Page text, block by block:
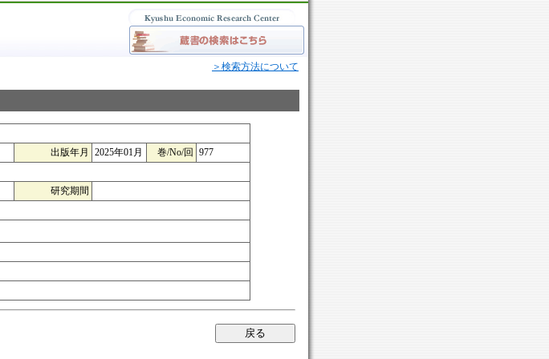
＞検索方法について
出版年月 2025年01月 巻/No/回
977
研究期間